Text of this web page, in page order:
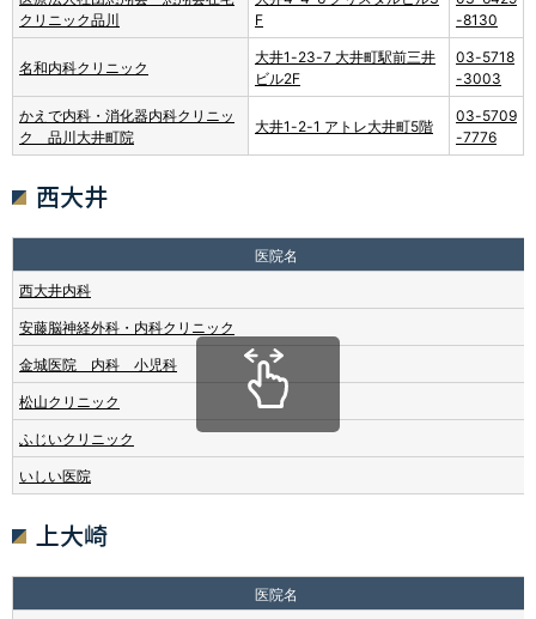
クリニック品川
F
-8130
名和内科クリニック
大井1-23-7 大井町駅前三井
ビル2F
03-5718
-3003
かえで内科・消化器内科クリニッ
ク 品川大井町院
大井1-2-1 アトレ大井町5階
03-5709
-7776
西大井
医院名
西大井内科
安藤脳神経外科・内科クリニック
金城医院 内科 小児科
松山クリニック
ふじいクリニック
いしい医院
上大崎
医院名